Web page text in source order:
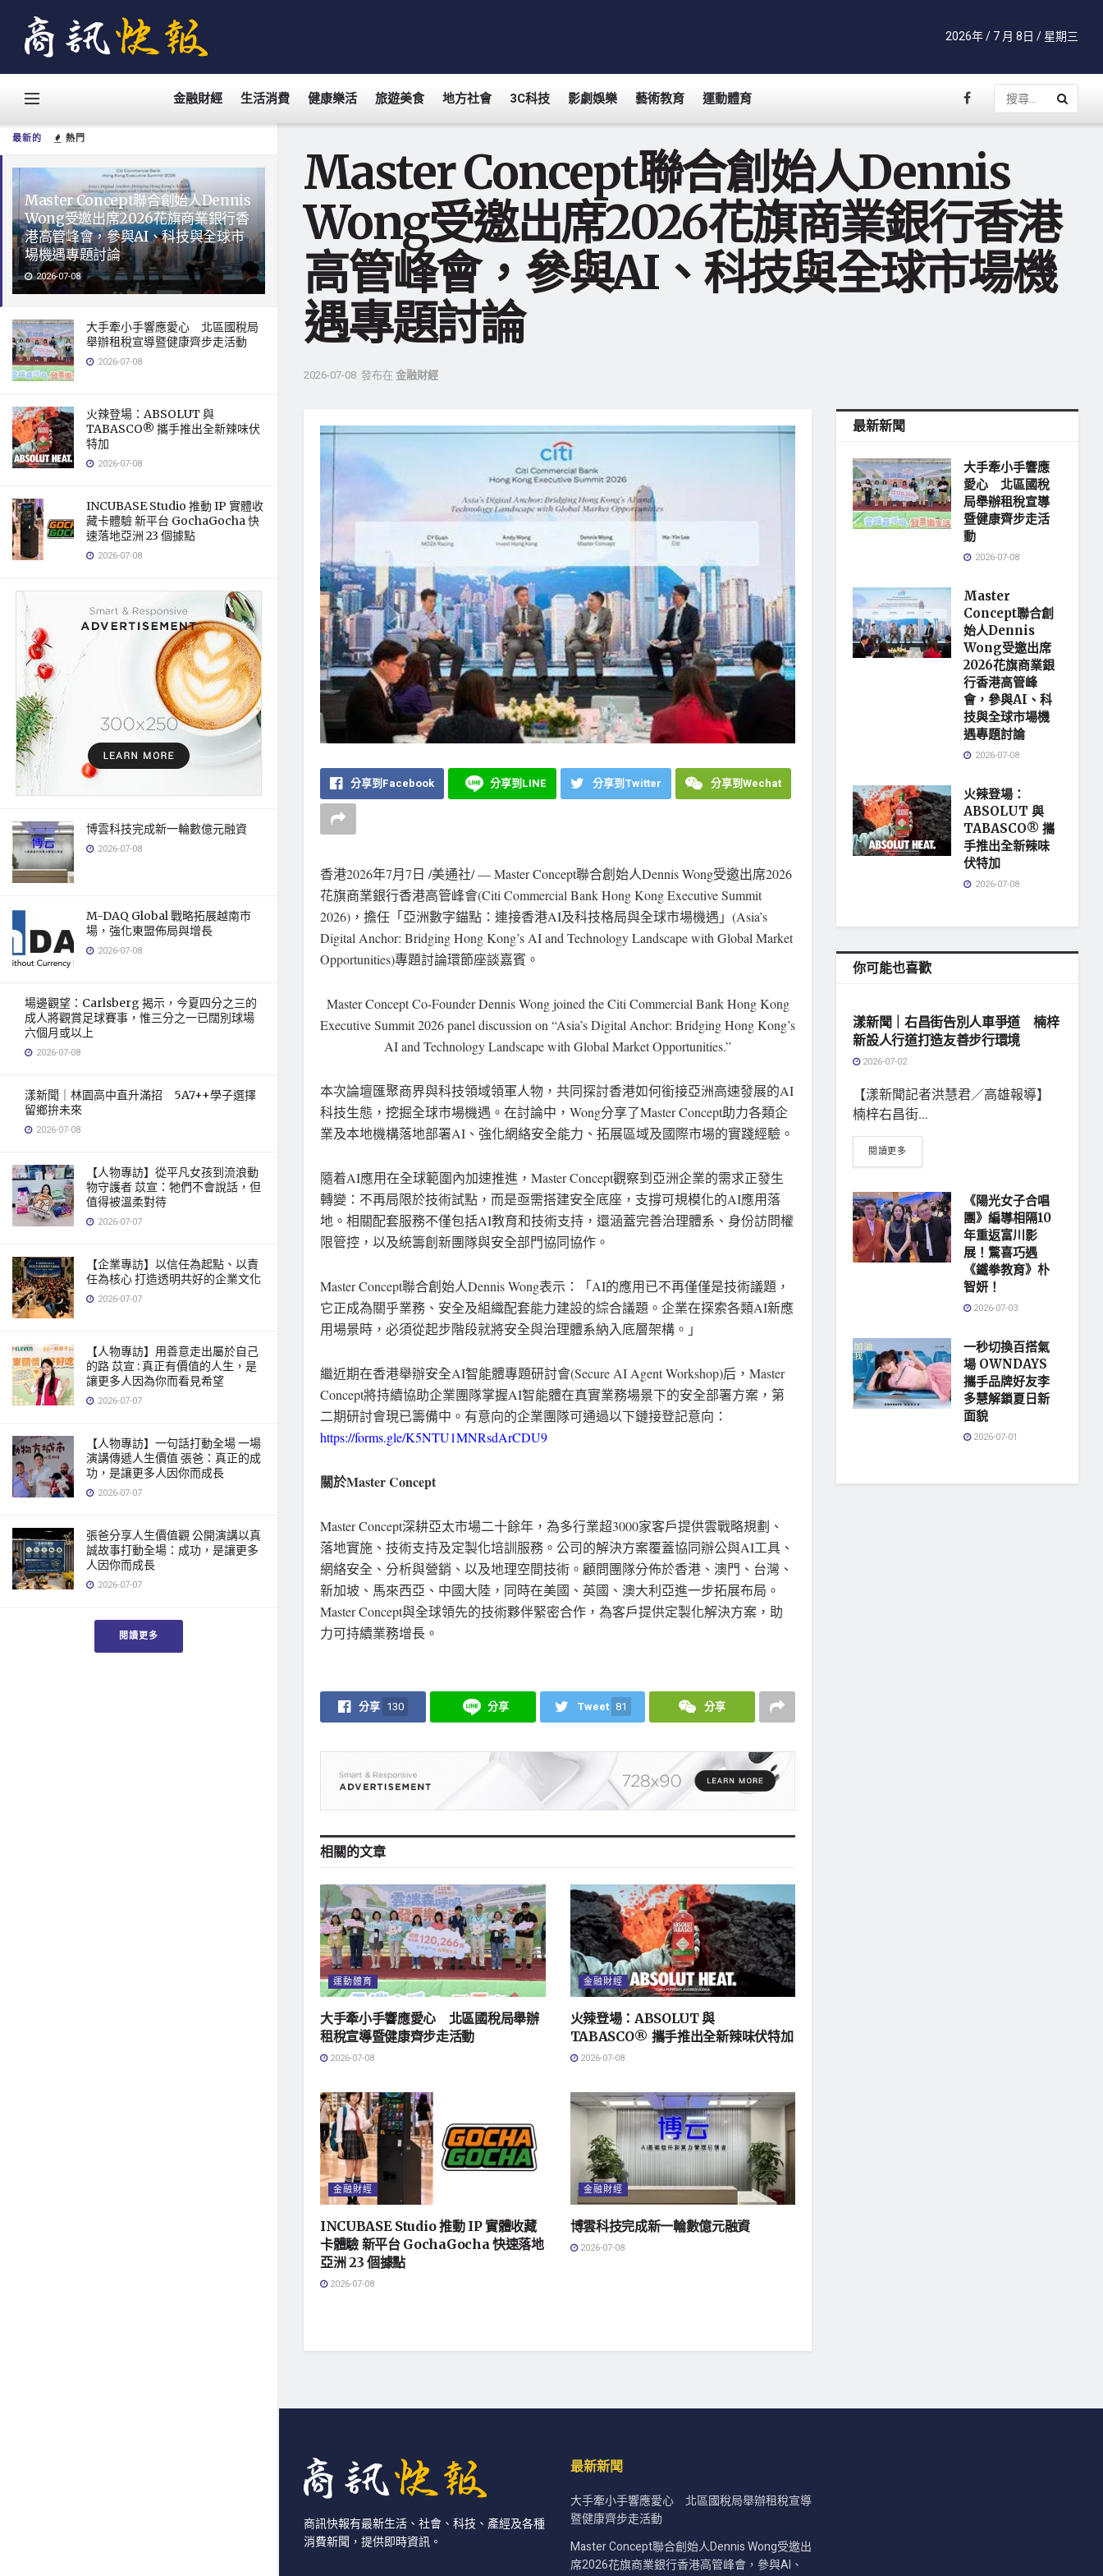
最新的 熱門
Master Concept聯合創始人Dennis
Wong受邀出席2026花旗商業銀行香
港高管峰會，參與AI、科技與全球市
場機遇專題討論
2026-07-08
大手牽小手響應愛心 北區國稅局
舉辦租稅宣導暨健康齊步走活動
2026-07-08
火辣登場：ABSOLUT 與
TABASCO® 攜手推出全新辣味伏
特加
2026-07-08
INCUBASE Studio 推動 IP 實體收
藏卡體驗 新平台 GochaGocha 快
速落地亞洲 23 個據點
2026-07-08
博雲科技完成新一輪數億元融資
2026-07-08
M-DAQ Global 戰略拓展越南市
場，強化東盟佈局與增長
2026-07-08
場邊觀望：Carlsberg 揭示，今夏四分之三的
成人將觀賞足球賽事，惟三分之一已闊別球場
六個月或以上
2026-07-08
漾新聞｜林園高中直升滿招 5A7++學子選擇
留鄉拚未來
2026-07-08
【人物專訪】從平凡女孩到流浪動
物守護者 苡宣：牠們不會說話，但
值得被溫柔對待
2026-07-07
【企業專訪】以信任為起點、以責
任為核心 打造透明共好的企業文化
2026-07-07
【人物專訪】用善意走出屬於自己
的路 苡宣 : 真正有價值的人生，是
讓更多人因為你而看見希望
2026-07-07
【人物專訪】一句話打動全場 一場
演講傳遞人生價值 張爸：真正的成
功，是讓更多人因你而成長
2026-07-07
張爸分享人生價值觀 公開演講以真
誠故事打動全場：成功，是讓更多
人因你而成長
2026-07-07
閱讀更多
2026年 / 7 月 8日 / 星期三
金融財經 生活消費 健康樂活 旅遊美食 地方社會 3C科技 影劇娛樂 藝術教育 運動體育
Master Concept聯合創始人Dennis
Wong受邀出席2026花旗商業銀行香港
高管峰會，參與AI、科技與全球市場機
遇專題討論
2026-07-08 發布在 金融財經
分享到Facebook 分享到LINE 分享到Twitter 分享到Wechat
香港2026年7月7日 /美通社/ — Master Concept聯合創始人Dennis Wong受邀出席2026
花旗商業銀行香港高管峰會(Citi Commercial Bank Hong Kong Executive Summit
2026)，擔任「亞洲數字錨點：連接香港AI及科技格局與全球市場機遇」(Asia’s
Digital Anchor: Bridging Hong Kong’s AI and Technology Landscape with Global Market
Opportunities)專題討論環節座談嘉賓。
Master Concept Co-Founder Dennis Wong joined the Citi Commercial Bank Hong Kong
Executive Summit 2026 panel discussion on “Asia’s Digital Anchor: Bridging Hong Kong’s
AI and Technology Landscape with Global Market Opportunities.”
本次論壇匯聚商界與科技領域領軍人物，共同探討香港如何銜接亞洲高速發展的AI
科技生態，挖掘全球市場機遇。在討論中，Wong分享了Master Concept助力各類企
業及本地機構落地部署AI、強化網絡安全能力、拓展區域及國際市場的實踐經驗。
隨着AI應用在全球範圍內加速推進，Master Concept觀察到亞洲企業的需求正發生
轉變：不再局限於技術試點，而是亟需搭建安全底座，支撐可規模化的AI應用落
地。相關配套服務不僅包括AI教育和技術支持，還涵蓋完善治理體系、身份訪問權
限管控，以及統籌創新團隊與安全部門協同協作。
Master Concept聯合創始人Dennis Wong表示：「AI的應用已不再僅僅是技術議題，
它正成為關乎業務、安全及組織配套能力建設的綜合議題。企業在探索各類AI新應
用場景時，必須從起步階段就將安全與治理體系納入底層架構。」
繼近期在香港舉辦安全AI智能體專題研討會(Secure AI Agent Workshop)后，Master
Concept將持續協助企業團隊掌握AI智能體在真實業務場景下的安全部署方案，第
二期研討會現已籌備中。有意向的企業團隊可通過以下鏈接登記意向：
https://forms.gle/K5NTU1MNRsdArCDU9
關於Master Concept
Master Concept深耕亞太市場二十餘年，為多行業超3000家客戶提供雲戰略規劃、
落地實施、技術支持及定製化培訓服務。公司的解決方案覆蓋協同辦公與AI工具、
網絡安全、分析與營銷、以及地理空間技術。顧問團隊分佈於香港、澳門、台灣、
新加坡、馬來西亞、中國大陸，同時在美國、英國、澳大利亞進一步拓展布局。
Master Concept與全球領先的技術夥伴緊密合作，為客戶提供定製化解決方案，助
力可持續業務增長。
分享 130 分享 Tweet 81 分享
相關的文章
運動體育
大手牽小手響應愛心 北區國稅局舉辦
租稅宣導暨健康齊步走活動
2026-07-08
金融財經
火辣登場：ABSOLUT 與
TABASCO® 攜手推出全新辣味伏特加
2026-07-08
金融財經
INCUBASE Studio 推動 IP 實體收藏
卡體驗 新平台 GochaGocha 快速落地
亞洲 23 個據點
2026-07-08
金融財經
博雲科技完成新一輪數億元融資
2026-07-08
最新新聞
大手牽小手響應
愛心 北區國稅
局舉辦租稅宣導
暨健康齊步走活
動
2026-07-08
Master
Concept聯合創
始人Dennis
Wong受邀出席
2026花旗商業銀
行香港高管峰
會，參與AI、科
技與全球市場機
遇專題討論
2026-07-08
火辣登場：
ABSOLUT 與
TABASCO® 攜
手推出全新辣味
伏特加
2026-07-08
你可能也喜歡
漾新聞｜右昌街告別人車爭道 楠梓
新設人行道打造友善步行環境
2026-07-02
【漾新聞記者洪慧君／高雄報導】
楠梓右昌街...
閱讀更多
《陽光女子合唱
團》編導相隔10
年重返富川影
展！驚喜巧遇
《鐵拳教育》朴
智妍！
2026-07-03
一秒切換百搭氣
場 OWNDAYS
攜手品牌好友李
多慧解鎖夏日新
面貌
2026-07-01
商訊快報有最新生活、社會、科技、產經及各種
消費新聞，提供即時資訊。
最新新聞
大手牽小手響應愛心 北區國稅局舉辦租稅宣導
暨健康齊步走活動
Master Concept聯合創始人Dennis Wong受邀出
席2026花旗商業銀行香港高管峰會，參與AI、